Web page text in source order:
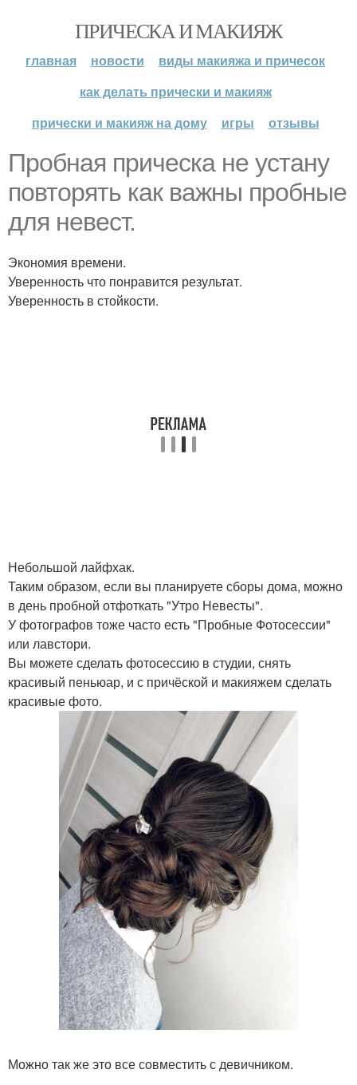
ПРИЧЕСКА И МАКИЯЖ
главная новости
виды макияжа и причесок
как делать прически и макияж
прически и макияж на дому
игры отзывы
Пробная прическа не устану
повторять как важны пробные
для невест.
Экономия времени.
Уверенность что понравится результат.
Уверенность в стойкости.
Небольшой лайфхак.
Таким образом, если вы планируете сборы дома, можно
в день пробной отфоткать "Утро Невесты".
У фотографов тоже часто есть "Пробные Фотосессии"
или лавстори.
Вы можете сделать фотосессию в студии, снять
красивый пеньюар, и с причёской и макияжем сделать
красивые фото.
Можно так же это все совместить с девичником.